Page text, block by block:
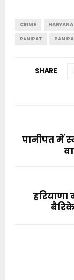
CRIME HARYANA
PANIPAT
SHARE
पानीपत में